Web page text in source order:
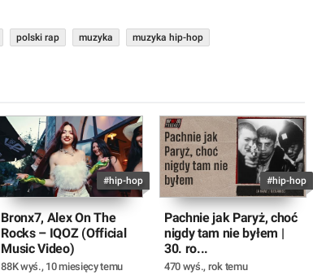
polski rap muzyka muzyka hip-hop
#hip-hop
Bronx7, Alex On The
Rocks – IQOZ (Official
Music Video)
88K wyś., 10 miesięcy temu
#hip-hop
Pachnie jak Paryż, choć
nigdy tam nie byłem |
30. ro...
470 wyś., rok temu